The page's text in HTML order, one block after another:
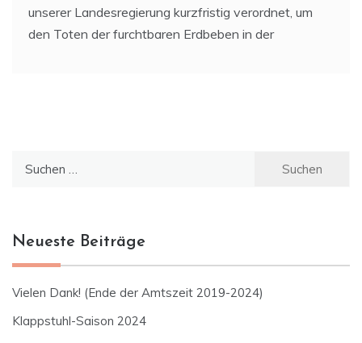
unserer Landesregierung kurzfristig verordnet, um
den Toten der furchtbaren Erdbeben in der
Neueste Beiträge
Vielen Dank! (Ende der Amtszeit 2019-2024)
Klappstuhl-Saison 2024